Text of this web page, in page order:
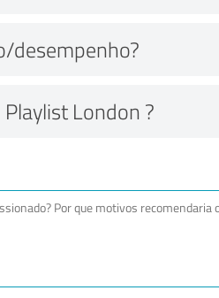
desempenho?
London ?